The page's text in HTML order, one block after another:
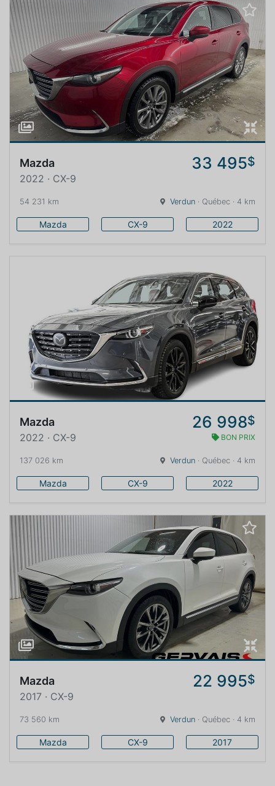
Mazda 33 495$
2022 · CX-9
54 231 km Verdun · Québec · 4 km
Mazda CX-9 2022
Mazda 26 998$
2022 · CX-9 BON PRIX
137 026 km Verdun · Québec · 4 km
Mazda CX-9 2022
Mazda 22 995$
2017 · CX-9
73 560 km Verdun · Québec · 4 km
Mazda CX-9 2017